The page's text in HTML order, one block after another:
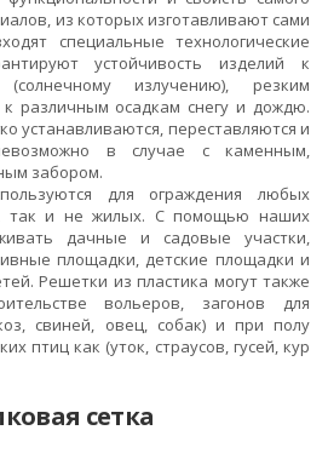
из которых изготавливают сами
специальные технологические
устойчивость изделий к
излучению), резким
различным осадкам снегу и дождю.
устанавливаются, переставляются и
в случае с каменным,
забором.
для ограждения любых
так и не жилых. С помощью наших
дачные и садовые участки,
площадки, детские площадки и
Решетки из пластика могут также
вольеров, загонов для
свиней, овец, собак) и при полу
птиц как (уток, страусов, гусей, кур
сетка